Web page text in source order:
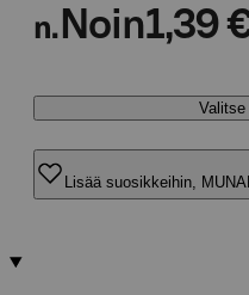
n. Noin1,39
Lisää suosikkeihin,